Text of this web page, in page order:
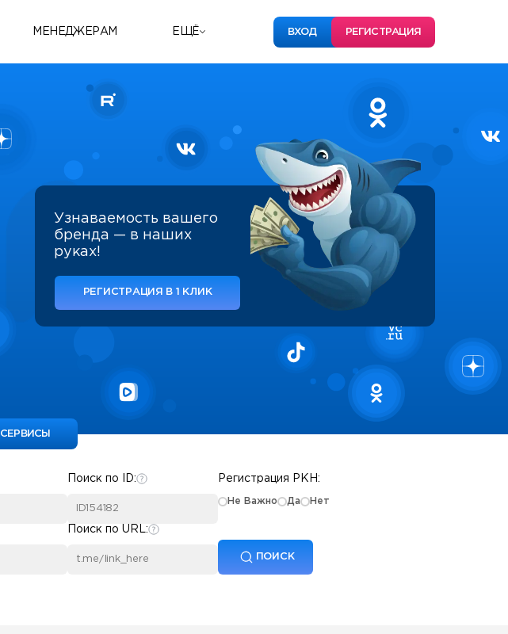
МЕНЕДЖЕРАМ ЕЩЁ ВХОД РЕГИСТРАЦИЯ
Узнаваемость вашего
бренда — в наших
руках!
РЕГИСТРАЦИЯ В 1 КЛИК
СЕРВИСЫ
Поиск по ID:
Поиск по URL:
Регистрация РКН:
Не Важно Да Нет
ПОИСК